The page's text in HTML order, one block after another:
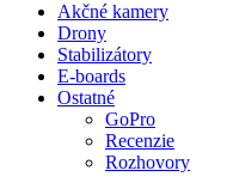
Akčné kamery
Drony
Stabilizátory
E-boards
Ostatné
GoPro
Recenzie
Rozhovory